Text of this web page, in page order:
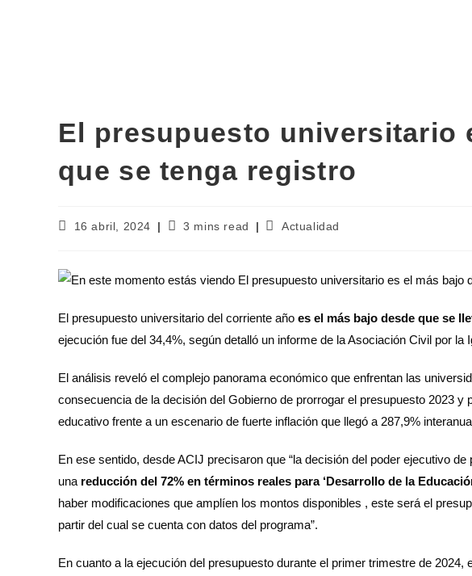
El presupuesto universitario
que se tenga registro
16 abril, 2024 3 mins read Actualidad
El presupuesto universitario del corriente año es el más bajo desde que se
ejecución fue del 34,4%, según detalló un informe de la Asociación Civil por la
El análisis reveló el complejo panorama económico que enfrentan las
consecuencia de la decisión del Gobierno de prorrogar el presupuesto 2023 y
educativo frente a un escenario de fuerte inflación que llegó a 287,9%
En ese sentido, desde ACIJ precisaron que “la decisión del poder ejecutivo
una reducción del 72% en términos reales para ‘Desarrollo de la
haber modificaciones que amplíen los montos disponibles , este será el
partir del cual se cuenta con datos del programa”.
En cuanto a la ejecución del presupuesto durante el primer trimestre de 2024,